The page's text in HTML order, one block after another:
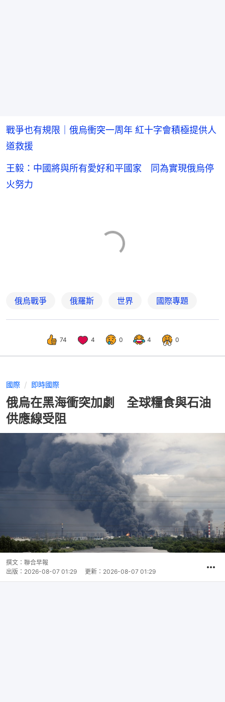
戰爭也有規限｜俄烏衝突一周年 紅十字會積極提供人
道救援
王毅：中國將與所有愛好和平國家 同為實現俄烏停
火努力
俄烏戰爭 俄羅斯 世界 國際專題
74 4 0 4 0
國際 即時國際
俄烏在黑海衝突加劇 全球糧食與石油
供應線受阻
撰文： 聯合早報
出版： 2026-08-07 01:29 更新： 2026-08-07 01:29